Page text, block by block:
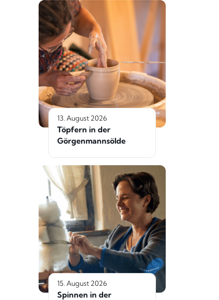
13. August 2026
Töpfern in der
Görgenmannsölde
15. August 2026
Spinnen in der